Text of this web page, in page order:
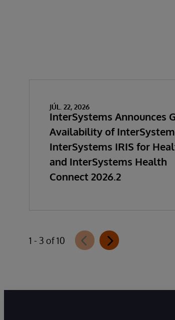
JÚL. 22, 2026
InterSystems Announces
Availability of
InterSystems IRIS for
and InterSystems Health
Connect 2026.2
1 - 3 of 10